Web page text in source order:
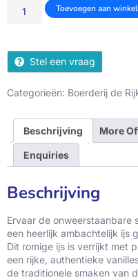
Toevoegen aan
Stel een vraag
Categorieën: Boerderij de
Beschrijving More
Enquiries
Beschrijving
Ervaar de onweerstaanbare
een heerlijk ambachtelijk ijs
Dit romige ijs is verrijkt met
een rijke, authentieke
de traditionele smaken van